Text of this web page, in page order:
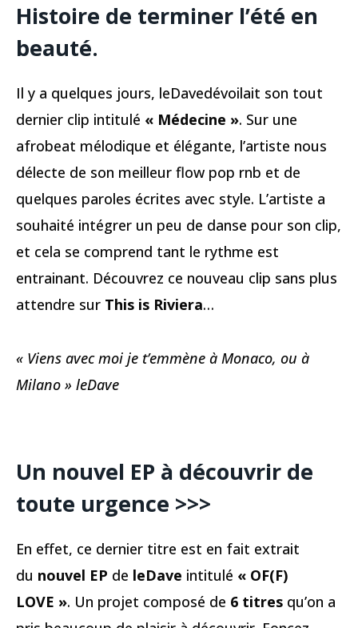
Histoire de terminer l’été en
beauté.
Il y a quelques jours, leDavedévoilait son tout
dernier clip intitulé « Médecine ». Sur une
afrobeat mélodique et élégante, l’artiste nous
délecte de son meilleur flow pop rnb et de
quelques paroles écrites avec style. L’artiste a
souhaité intégrer un peu de danse pour son clip,
et cela se comprend tant le rythme est
entrainant. Découvrez ce nouveau clip sans plus
attendre sur This is Riviera…
« Viens avec moi je t’emmène à Monaco, ou à
Milano » leDave
Un nouvel EP à découvrir de
toute urgence >>>
En effet, ce dernier titre est en fait extrait
du nouvel EP de leDave intitulé « OF(F)
LOVE ». Un projet composé de 6 titres qu’on a